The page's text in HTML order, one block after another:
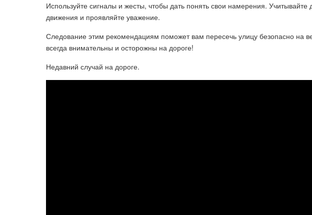
Используйте сигналы и жесты, чтобы дать понять свои намерения. Учитывайте
движения и проявляйте уважение.
Следование этим рекомендациям поможет вам пересечь улицу безопасно на
всегда внимательны и осторожны на дороге!
Недавний случай на дороге.